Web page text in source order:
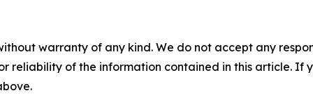
warranty of any kind. We do not accept any
reliability of the information contained in this article. If